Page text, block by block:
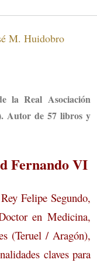
M. Huidobro
la Real Asociación
Autor de 57 libros y
Fernando VI
Felipe Segundo,
en Medicina,
(Teruel / Aragón),
claves para